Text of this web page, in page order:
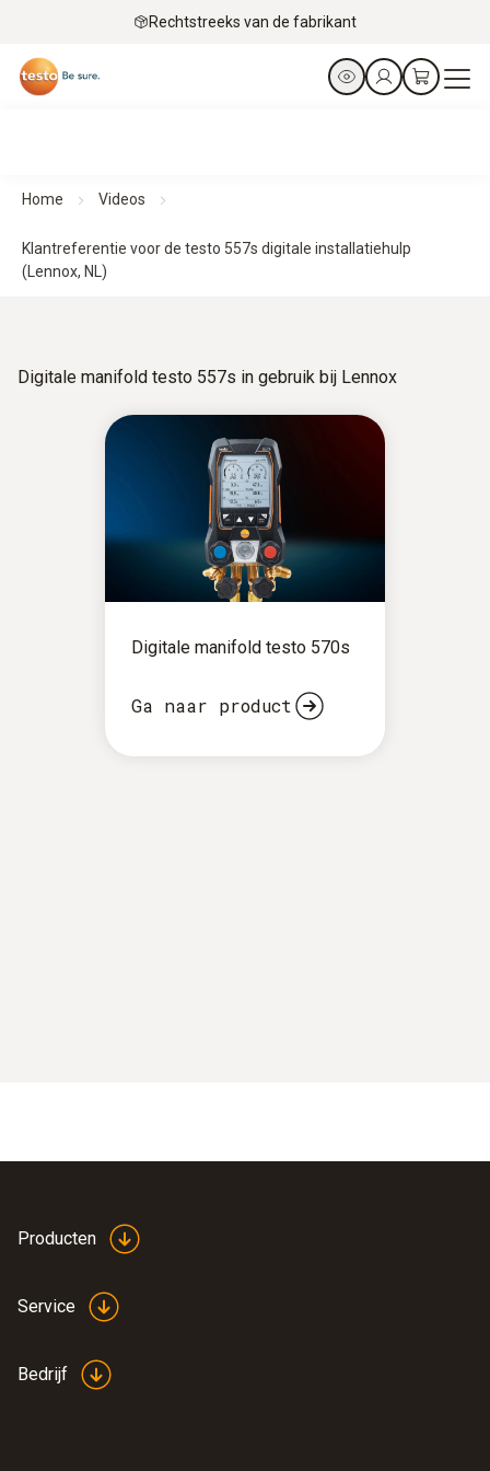
Rechtstreeks van de fabrikant
Home Videos
Klantreferentie voor de testo 557s digitale installatiehulp
(Lennox, NL)
Digitale manifold testo 557s in gebruik bij Lennox
Digitale manifold testo 570s
Ga naar product
Producten
Service
Bedrijf